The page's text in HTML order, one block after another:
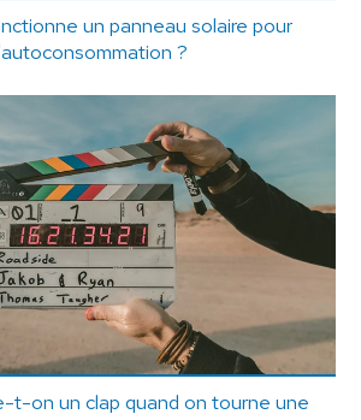
un panneau solaire pour
?
t-on un clap quand on tourne une